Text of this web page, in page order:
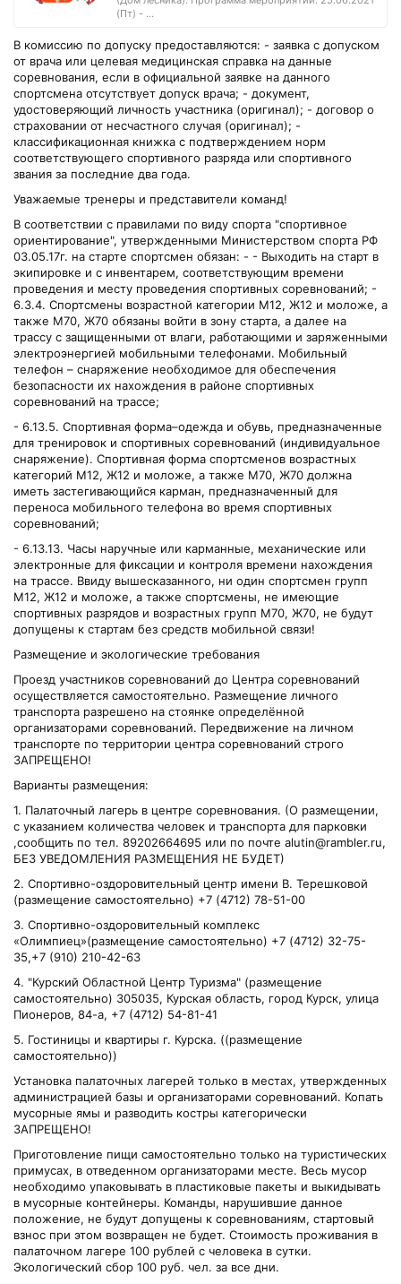
(Пт) - ...
В комиссию по допуску предоставляются: - заявка с допуском
от врача или целевая медицинская справка на данные
соревнования, если в официальной заявке на данного
спортсмена отсутствует допуск врача; - документ,
удостоверяющий личность участника (оригинал); - договор о
страховании от несчастного случая (оригинал); -
классификационная книжка с подтверждением норм
соответствующего спортивного разряда или спортивного
звания за последние два года.
Уважаемые тренеры и представители команд!
В соответствии с правилами по виду спорта "спортивное
ориентирование", утвержденными Министерством спорта РФ
03.05.17г. на старте спортсмен обязан: - - Выходить на старт в
экипировке и с инвентарем, соответствующим времени
проведения и месту проведения спортивных соревнований; -
6.3.4. Спортсмены возрастной категории М12, Ж12 и моложе, а
также М70, Ж70 обязаны войти в зону старта, а далее на
трассу с защищенными от влаги, работающими и заряженными
электроэнергией мобильными телефонами. Мобильный
телефон – снаряжение необходимое для обеспечения
безопасности их нахождения в районе спортивных
соревнований на трассе;
- 6.13.5. Спортивная форма–одежда и обувь, предназначенные
для тренировок и спортивных соревнований (индивидуальное
снаряжение). Спортивная форма спортсменов возрастных
категорий М12, Ж12 и моложе, а также М70, Ж70 должна
иметь застегивающийся карман, предназначенный для
переноса мобильного телефона во время спортивных
соревнований;
- 6.13.13. Часы наручные или карманные, механические или
электронные для фиксации и контроля времени нахождения
на трассе. Ввиду вышесказанного, ни один спортсмен групп
М12, Ж12 и моложе, а также спортсмены, не имеющие
спортивных разрядов и возрастных групп М70, Ж70, не будут
допущены к стартам без средств мобильной связи!
Размещение и экологические требования
Проезд участников соревнований до Центра соревнований
осуществляется самостоятельно. Размещение личного
транспорта разрешено на стоянке определённой
организаторами соревнований. Передвижение на личном
транспорте по территории центра соревнований строго
ЗАПРЕЩЕНО!
Варианты размещения:
1. Палаточный лагерь в центре соревнования. (О размещении,
с указанием количества человек и транспорта для парковки
,сообщить по тел. 89202664695 или по почте alutin@rambler.ru,
БЕЗ УВЕДОМЛЕНИЯ РАЗМЕЩЕНИЯ НЕ БУДЕТ)
2. Спортивно-оздоровительный центр имени В. Терешковой
(размещение самостоятельно) +7 (4712) 78-51-00
3. Cпортивно-оздоровительный комплекс
«Олимпиец»(размещение самостоятельно) +7 (4712) 32-75-
35,+7 (910) 210-42-63
4. "Курский Областной Центр Туризма" (размещение
самостоятельно) 305035, Курская область, город Курск, улица
Пионеров, 84-а, +7 (4712) 54-81-41
5. Гостиницы и квартиры г. Курска. ((размещение
самостоятельно))
Установка палаточных лагерей только в местах, утвержденных
администрацией базы и организаторами соревнований. Копать
мусорные ямы и разводить костры категорически
ЗАПРЕЩЕНО!
Приготовление пищи самостоятельно только на туристических
примусах, в отведенном организаторами месте. Весь мусор
необходимо упаковывать в пластиковые пакеты и выкидывать
в мусорные контейнеры. Команды, нарушившие данное
положение, не будут допущены к соревнованиям, стартовый
взнос при этом возвращен не будет. Стоимость проживания в
палаточном лагере 100 рублей с человека в сутки.
Экологический сбор 100 руб. чел. за все дни.